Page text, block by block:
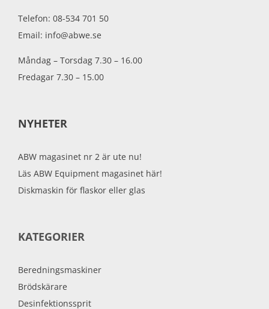
Telefon: 08-534 701 50
Email: info@abwe.se
Måndag – Torsdag 7.30 – 16.00
Fredagar 7.30 – 15.00
NYHETER
ABW magasinet nr 2 är ute nu!
Läs ABW Equipment magasinet här!
Diskmaskin för flaskor eller glas
KATEGORIER
Beredningsmaskiner
Brödskärare
Desinfektionssprit